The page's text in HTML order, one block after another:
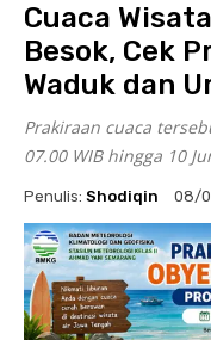
Cuaca
Besok, Cek
Waduk dan
Prakiraan cuaca
07.00 WIB hingga 10
Penulis: Shodiqin 08/